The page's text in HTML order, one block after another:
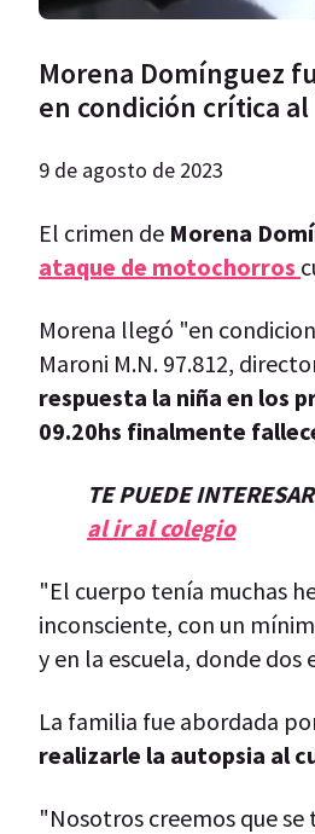
Morena Domínguez
en condición crítica
9 de agosto de 2023
El crimen de Morena
ataque de motochorros
Morena llegó "en
Maroni M.N. 97.812,
respuesta la niña en los
09.20hs finalmente
TE PUEDE
al ir al colegio
"El cuerpo tenía muchas
inconsciente, con un
y en la escuela, donde
La familia fue abordada
realizarle la autopsia al
"Nosotros creemos que